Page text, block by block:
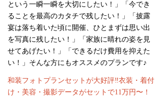
という一瞬一瞬を大切にしたい！」「今でき
ることを最高のカタチで残したい！」「披露
宴は落ち着いた頃に開催、ひとまずは思い出
を写真に残したい！」「家族に晴れの姿を見
せてあげたい！」「できるだけ費用を抑えた
い！」そんな方にもオススメのプランです♪
和装フォトプランセットが大好評‼︎衣装・着付
け・美容・撮影データがセットで11万円〜！